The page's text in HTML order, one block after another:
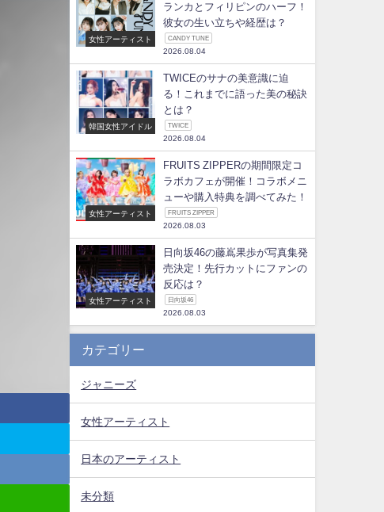
女性アーティスト
ランカとフィリピンのハーフ！
彼女の生い立ちや経歴は？
CANDY TUNE
2026.08.04
韓国女性アイドル
TWICEのサナの美意識に迫
る！これまでに語った美の秘訣
とは？
TWICE
2026.08.04
女性アーティスト
FRUITS ZIPPERの期間限定コ
ラボカフェが開催！コラボメニ
ューや購入特典を調べてみた！
FRUITS ZIPPER
2026.08.03
女性アーティスト
日向坂46の藤嶌果歩が写真集発
売決定！先行カットにファンの
反応は？
日向坂46
2026.08.03
カテゴリー
ジャニーズ
女性アーティスト
日本のアーティスト
未分類